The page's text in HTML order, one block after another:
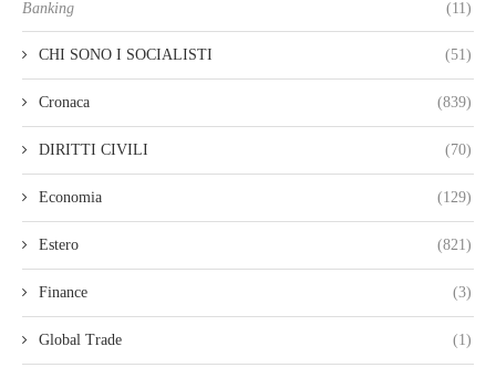
Banking (11)
CHI SONO I SOCIALISTI (51)
Cronaca (839)
DIRITTI CIVILI (70)
Economia (129)
Estero (821)
Finance (3)
Global Trade (1)